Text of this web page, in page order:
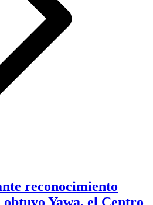
reconocimiento